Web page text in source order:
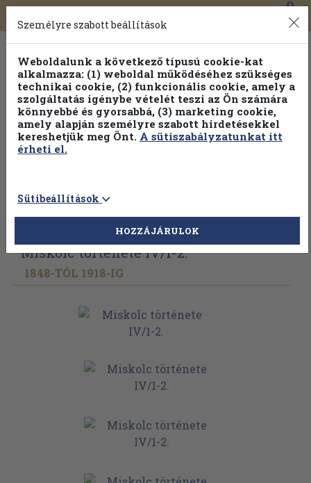
Toggle
navigation
0
Vissza az előző oldalra Válasszon példányt
Miskolc története IV/1-2.
1848-TÓL 1918-IG
Személyre szabott beállítások
Weboldalunk a következő típusú cookie-kat
alkalmazza: (1) weboldal működéséhez szükséges
technikai cookie, (2) funkcionális cookie, amely a
szolgáltatás igénybe vételét teszi az Ön számára
könnyebbé és gyorsabbá, (3) marketing cookie,
amely alapján személyre szabott hirdetésekkel
kereshetjük meg Önt. A sütiszabályzatunkat itt
érheti el.
Sütibeállítások
HOZZÁJÁRULOK